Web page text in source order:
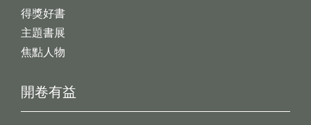
開卷有益
得獎好書
主題書展
焦點人物